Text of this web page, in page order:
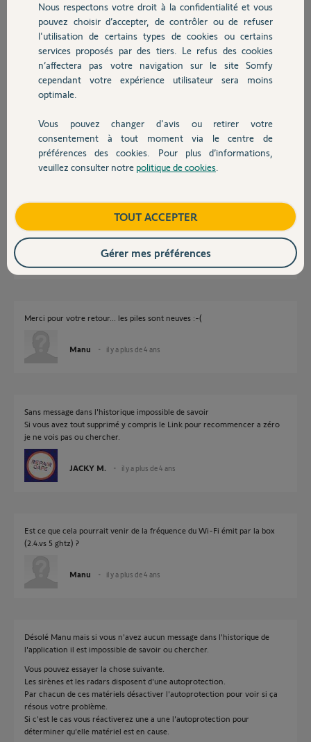
Chauffage
Autres produits
Devis avec un pro
Contact
Manu
il y a plus de 4 ans
Participer au fil de discussion
Bonjour Manu
Si vous n'avez aucune trace dans l'historique c'est que le problème vient
Essayez de changer les piles de la sirène, mais c'est une analyse
JACKY M. il y a plus de 4 ans
Merci pour votre retour... les piles sont neuves :-(
Manu il y a plus de 4 ans
Sans message dans l'historique impossible de savoir
Si vous avez tout supprimé y compris le Link pour recommencer a zéro
je ne vois pas ou chercher.
JACKY M. il y a plus de 4 ans
Est ce que cela pourrait venir de la fréquence du Wi-Fi émit par la box
(2.4.vs 5 ghtz) ?
Manu il y a plus de 4 ans
Désolé Manu mais si vous n'avez aucun message dans l'historique de
l'application il est impossible de savoir ou chercher.
Vous pouvez essayer la chose suivante.
Les sirènes et les radars disposent d'une autoprotection.
Par chacun de ces matériels désactiver l'autoprotection pour voir si ça
résous votre problème.
Si c'est le cas vous réactiverez une a une l'autoprotection pour
déterminer qu'elle matériel est en cause.
Nous respectons votre droit à la confidentialité et vous
pouvez choisir d’accepter, de contrôler ou de refuser
l'utilisation de certains types de cookies ou certains
services proposés par des tiers. Le refus des cookies
n’affectera pas votre navigation sur le site Somfy
cependant votre expérience utilisateur sera moins
optimale.
Vous pouvez changer d'avis ou retirer votre
consentement à tout moment via le centre de
préférences des cookies. Pour plus d’informations,
veuillez consulter notre politique de cookies
TOUT ACCEPTER
Gérer mes préférences